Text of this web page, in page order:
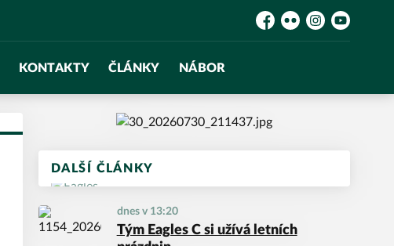
Facebook
FlickrInstagramYouTube
KONTAKTY ČLÁNKY NÁBOR
DALŠÍ ČLÁNKY
dnes v 13:20
Tým Eagles C si užívá letních